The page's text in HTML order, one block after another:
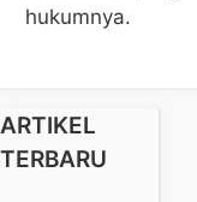
hukumnya.
ARTIKEL
TERBARU